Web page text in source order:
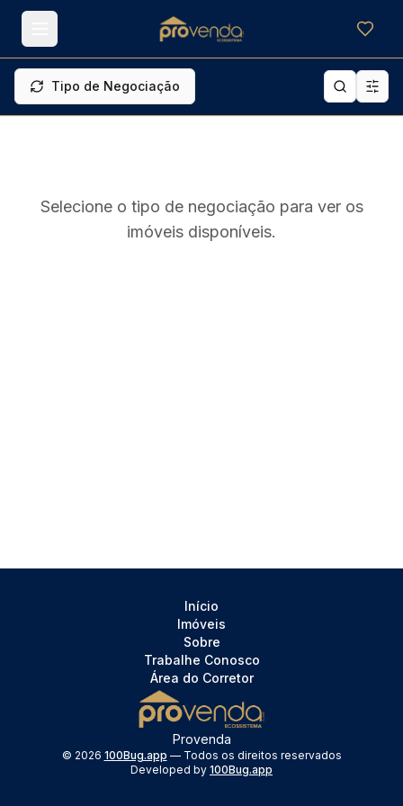
Tipo de Negociação
Selecione o tipo de negociação para ver os
imóveis disponíveis.
Início
Imóveis
Sobre
Trabalhe Conosco
Área do Corretor
Provenda
© 2026 100Bug.app — Todos os direitos reservados
Developed by 100Bug.app